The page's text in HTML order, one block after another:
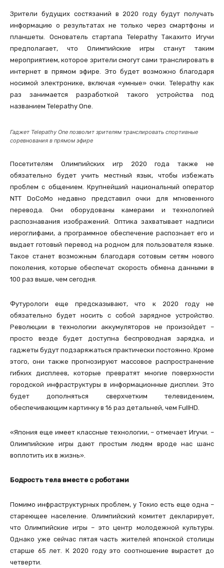
Зрители будущих состязаний в 2020 году будут получать
информацию о результатах не только через смартфоны и
планшеты. Основатель стартапа Telepathy Такахито Игучи
предполагает, что Олимпийские игры станут таким
мероприятием, которое зрители смогут сами транслировать в
интернет в прямом эфире. Это будет возможно благодаря
носимой электронике, включая «умные» очки. Telepathy как
раз занимается разработкой такого устройства под
названием Telepathy One.
Гаджет Telepathy One позволит зрителям транслировать спортивные
соревнования в прямом эфире
Посетителям Олимпийских игр 2020 года также не
обязательно будет учить местный язык, чтобы избежать
проблем с общением. Крупнейший национальный оператор
NTT DoCoMo недавно представил очки для мгновенного
перевода. Они оборудованы камерами и технологией
распознавания изображений. Оптика захватывает надписи
иероглифами, а программное обеспечение распознает его и
выдает готовый перевод на родном для пользователя языке.
Такое станет возможным благодаря сотовым сетям нового
поколения, которые обеспечат скорость обмена данными в
100 раз выше, чем сегодня.
Футурологи еще предсказывают, что к 2020 году не
обязательно будет носить с собой зарядное устройство.
Революции в технологии аккумуляторов не произойдет –
просто везде будет доступна беспроводная зарядка, и
гаджеты будут подзаряжаться практически постоянно. Кроме
этого, они также прогнозируют массовое распространение
гибких дисплеев, которые превратят многие поверхности
городской инфраструктуры в информационные дисплеи. Это
будет дополняться сверхчетким телевидением,
обеспечивающим картинку в 16 раз детальней, чем FullHD.
«Япония еще имеет классные технологии, – отмечает Игучи. –
Олимпийские игры дают простым людям вроде нас шанс
воплотить их в жизнь».
Бодрость тела вместе с роботами
Помимо инфраструктурных проблем, у Токио есть еще одна –
стареющее население. Олимпийский комитет декларирует,
что Олимпийские игры – это центр молодежной культуры.
Однако уже сейчас пятая часть жителей японской столицы
старше 65 лет. К 2020 году это соотношение вырастет до
четверти.